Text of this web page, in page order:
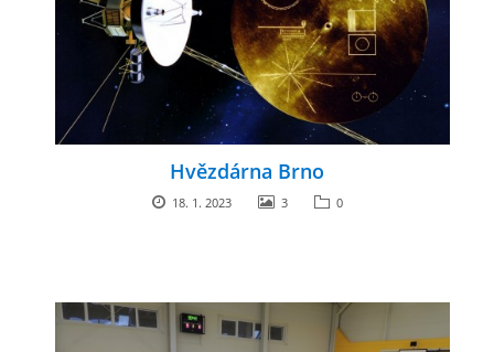
Hvězdárna Brno
18. 1. 2023 3 0